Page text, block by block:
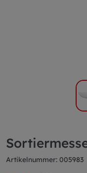
Artikelnummer: 005983